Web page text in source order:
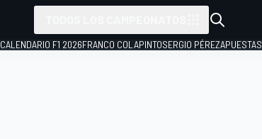
CALENDARIO F1 2026FRANCO COLAPINTOSERGIO PÉREZAPUESTAS